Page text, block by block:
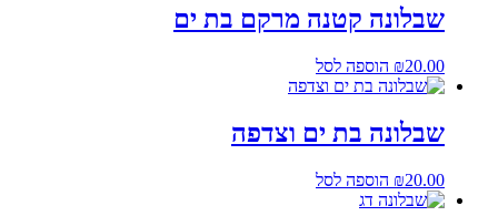
שבלונה קטנה מרקם בת ים
₪20.00 הוספה לסל
שבלונה בת ים וצדפה
₪20.00 הוספה לסל